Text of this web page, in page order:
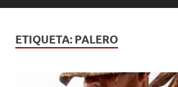
ETIQUETA: PALERO